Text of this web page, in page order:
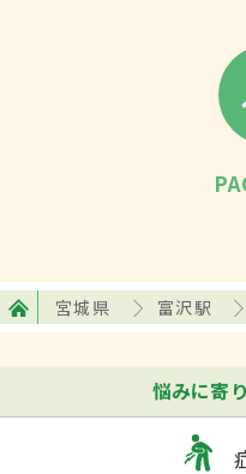
宮城県 富沢駅
悩みに寄